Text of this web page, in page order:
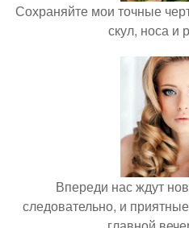
Сохраняйте мои точные
скул, носа и
Впереди нас ждут
следовательно, и